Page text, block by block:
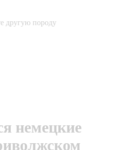
другую породу
немецкие